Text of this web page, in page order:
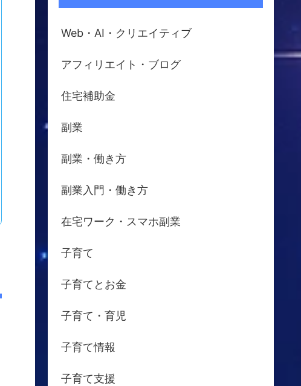
Web・AI・クリエイティブ
アフィリエイト・ブログ
住宅補助金
副業
副業・働き方
副業入門・働き方
在宅ワーク・スマホ副業
子育て
子育てとお金
子育て・育児
子育て情報
子育て支援